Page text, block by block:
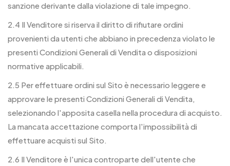
sanzione derivante dalla violazione di tale impegno.
2.4 Il Venditore si riserva il diritto di rifiutare ordini
provenienti da utenti che abbiano in precedenza violato le
presenti Condizioni Generali di Vendita o disposizioni
normative applicabili.
2.5 Per effettuare ordini sul Sito è necessario leggere e
approvare le presenti Condizioni Generali di Vendita,
selezionando l'apposita casella nella procedura di acquisto.
La mancata accettazione comporta l'impossibilità di
effettuare acquisti sul Sito.
2.6 Il Venditore è l'unica controparte dell'utente che